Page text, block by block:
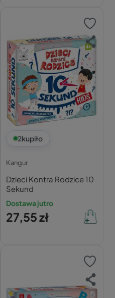
2kupiło
Kangur
Dzieci Kontra Rodzice 10
Sekund
Dostawa jutro
27,55 zł